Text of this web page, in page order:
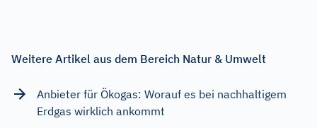
Weitere Artikel aus dem Bereich Natur & Umwelt
Anbieter für Ökogas: Worauf es bei nachhaltigem
Erdgas wirklich ankommt